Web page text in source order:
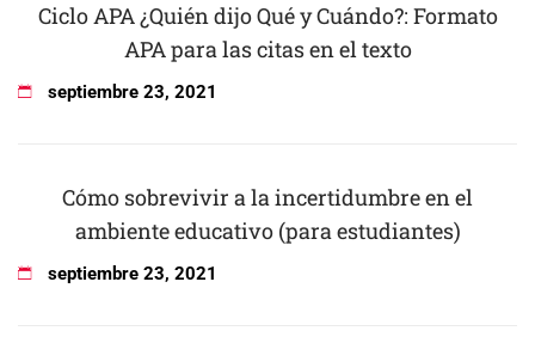
Ciclo APA ¿Quién dijo Qué y Cuándo?: Formato
APA para las citas en el texto
septiembre 23, 2021
Cómo sobrevivir a la incertidumbre en el
ambiente educativo (para estudiantes)
septiembre 23, 2021